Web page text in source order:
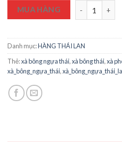
MUA HÀNG Xà Phòng
Danh mục:HÀNG THÁI LAN
Thẻ:xà bông ngựa thái,xà bông thái,xà
xà_bông_ngựa_thái,